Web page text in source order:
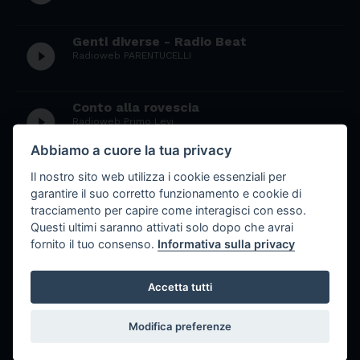
play_circle_filled Genti diverse - Radio Beat
Radioweb PARENTUCELLI
play_circle_filled Conto alla rovescia
Radioweb Primo Levi
play_circle_filled Ultima Pagina - 5° Puntata
Radioweb Primo Levi
play_circle_filled Navigare a vista
Radioweb Primo Levi
Quasi Live 2
Abbiamo a cuore la tua privacy
Il nostro sito web utilizza i cookie essenziali per
garantire il suo corretto funzionamento e cookie di
tracciamento per capire come interagisci con esso.
Questi ultimi saranno attivati solo dopo che avrai
fornito il tuo consenso. Informativa sulla privacy
Accetta tutti
Modifica preferenze